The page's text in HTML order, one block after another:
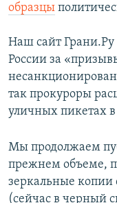
образцы
Наш сайт Грани.Ру
России за
так прокуроры
уличных пикетах
Мы продолжаем
прежнем объеме,
зеркальные копии
(сейчас в черный